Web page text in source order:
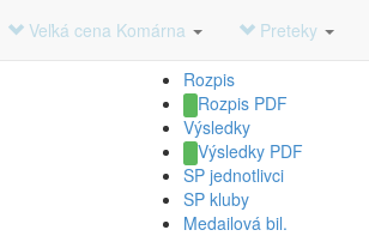
Veľká cena Komárna Preteky
na Veľká cena Komárna
Rozpis
Rozpis PDF
Výsledky
Výsledky PDF
SP jednotlivci
SP kluby
Medailová bil.